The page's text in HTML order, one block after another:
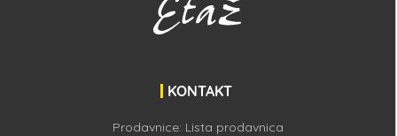
KONTAKT
Prodavnice: Lista prodavnica